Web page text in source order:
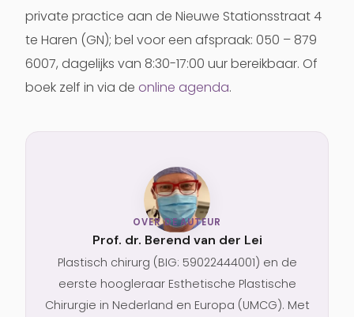
private practice aan de Nieuwe Stationsstraat 4
te Haren (GN); bel voor een afspraak: 050 – 879
6007, dagelijks van 8:30-17:00 uur bereikbaar. Of
boek zelf in via de online agenda.
OVER DE AUTEUR
Prof. dr. Berend van der Lei
Plastisch chirurg (BIG: 59022444001) en de
eerste hoogleraar Esthetische Plastische
Chirurgie in Nederland en Europa (UMCG). Met